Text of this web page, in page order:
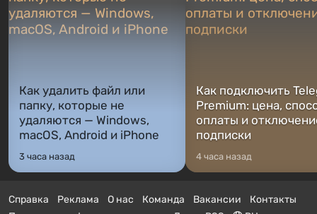
Как удалить файл или
папку, которые не
удаляются — Windows,
macOS, Android и iPhone
3 часа назад
Как подключить
Premium: цена,
оплаты и
подписки
4 часа назад
Справка Реклама О нас Команда Вакансии
Контакты